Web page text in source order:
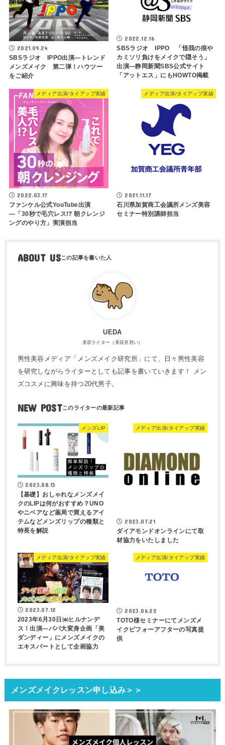
2021.09.24
SBSラジオ IPPO出演―トレンド
メンズメイク 第二弾！ハウツー
をご紹介
2022.12.16
SBSラジオ IPPO 「怪我の痕や
カミソリ負けをメイクで隠そう」
出演―静岡新聞SBS公式サイト
「アットエス」にもHOWTO掲載
メディア出演/タイアップ実績
2022.03.17
ファンケル公式YouTube出演
―「30秒で毛穴レス!? 朝クレンジ
ングのやり方」実演担当
メディア出演/タイアップ実績
2021.11.17
石川県加賀商工会議所メンズ美容
セミナー特別講師担当
ABOUT US
UEDA
美容ライター（美容見習い）
男性美容メディア「メンズメイク研究所」にて、日々男性美容
を研究しながらライターとしても記事を書いていきます！ メン
ズコスメに興味を持つ20代男子。
NEW POST
メンズLIP
2023.08.13
【基礎】おしゃれなメンズメイ
クのLIPは何がおすすめ？UNO
やニベアなど薬局で買えるアイ
テムなどメンズリップの種類と
特長を解説
メディア出演/タイアップ実績
2023.07.21
ダイアモンドオンラインにて取
材協力をいたしました
メディア出演/タイアップ実績
2023.07.12
2023年6月30日㈮ヒルナンデ
ス！出演―パパ大変身企画「美
ダンディー」にメンズメイクの
エキスパートとして企画協力
メディア出演/タイアップ実績
2023.06.22
TOTO様セミナーにてメンズメ
イクビフォーアフターの写真提
供
メンズメイクレッスン申し込み＞＞